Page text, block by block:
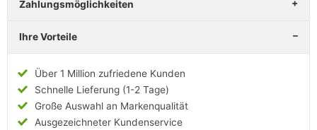
Zahlungsmöglichkeiten
Ihre Vorteile
Über 1 Million zufriedene Kunden
Schnelle Lieferung (1-2 Tage)
Große Auswahl an Markenqualität
Ausgezeichneter Kundenservice